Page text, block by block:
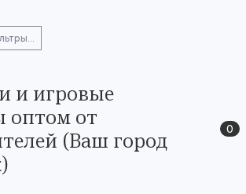
и игровые
оптом от
(Ваш город
0